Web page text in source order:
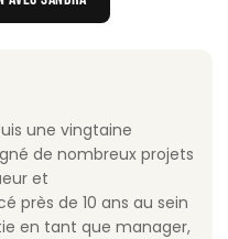
une vingtaine
de nombreux projets
et
près de 10 ans au sein
en tant que manager,